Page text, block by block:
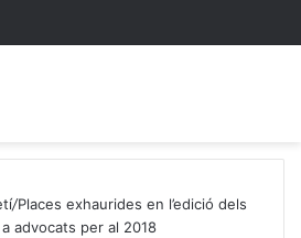
/Places exhaurides en l’edició dels
advocats per al 2018